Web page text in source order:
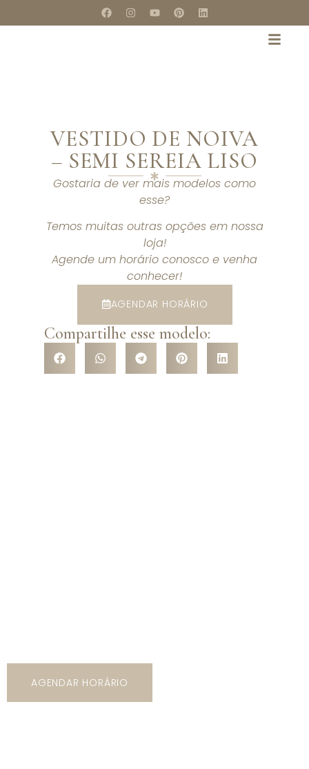
VESTIDO DE NOIVA
– SEMI SEREIA LISO
Gostaria de ver mais modelos como
esse?
Temos muitas outras opções em nossa
loja!
Agende um horário conosco e venha
conhecer!
AGENDAR HORÁRIO
Compartilhe esse modelo:
AGENDAR HORÁRIO